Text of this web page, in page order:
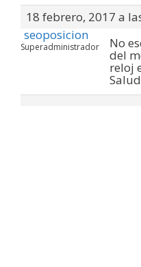
18 febrero, 2017 a
seoposicion
Superadministrador No
del
reloj